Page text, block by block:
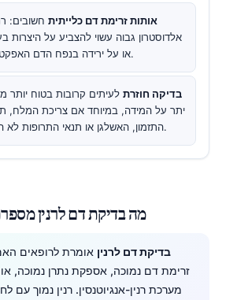
אותות זרימת דם כלייתית חשובים:
אלדוסטרון גבוה עשוי להצביע על היצרות
או על ירידה בנפח הדם האפקטיבי במחזור.
בדיקה חוזרת לעיתים קרובות בטוח יותר
יתר על המידה, במיוחד אם צריכת המלח,
התזמון, האשלגן או תנאי התרופות לא היו מבוקרים.
מה בדיקת דם לרנין
בדיקת דם לרנין אומרת לרופאים
זרימת דם נמוכה, אספקת נתרן נמוכה,
מערכת רנין-אנגיוטנסין. רנין נמוך עם